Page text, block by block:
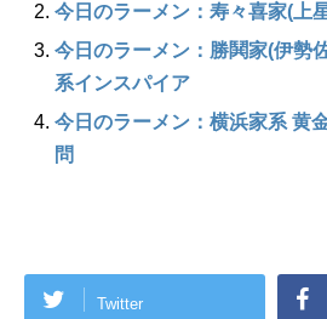
今日のラーメン：寿々喜家(上
今日のラーメン：勝鬨家(伊勢
系インスパイア
今日のラーメン：横浜家系 黄
問
Twitter